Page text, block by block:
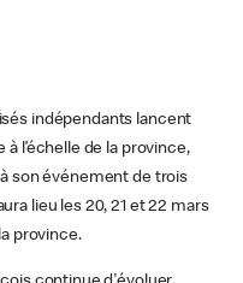
indépendants lancent
l’échelle de la province,
son événement de trois
lieu les 20, 21 et 22 mars
province.